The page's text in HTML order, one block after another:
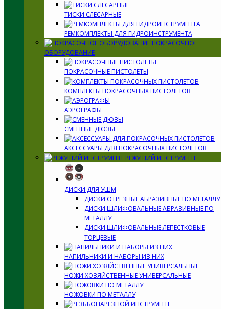
ТИСКИ СЛЕСАРНЫЕ
РЕМКОМПЛЕКТЫ ДЛЯ ГИДРОИНСТРУМЕНТА
ПОКРАСОЧНОЕ
ОБОРУДОВАНИЕ
ПОКРАСОЧНЫЕ ПИСТОЛЕТЫ
КОМПЛЕКТЫ ПОКРАСОЧНЫХ ПИСТОЛЕТОВ
АЭРОГРАФЫ
СМЕННЫЕ ДЮЗЫ
АКСЕССУАРЫ ДЛЯ ПОКРАСОЧНЫХ ПИСТОЛЕТОВ
РЕЖУЩИЙ ИНСТРУМЕНТ
ДИСКИ ДЛЯ УШМ
ДИСКИ ОТРЕЗНЫЕ АБРАЗИВНЫЕ ПО МЕТАЛЛУ
ДИСКИ ШЛИФОВАЛЬНЫЕ АБРАЗИВНЫЕ ПО
МЕТАЛЛУ
ДИСКИ ШЛИФОВАЛЬНЫЕ ЛЕПЕСТКОВЫЕ
ТОРЦЕВЫЕ
НАПИЛЬНИКИ И НАБОРЫ ИЗ НИХ
НОЖИ ХОЗЯЙСТВЕННЫЕ УНИВЕРСАЛЬНЫЕ
НОЖОВКИ ПО МЕТАЛЛУ